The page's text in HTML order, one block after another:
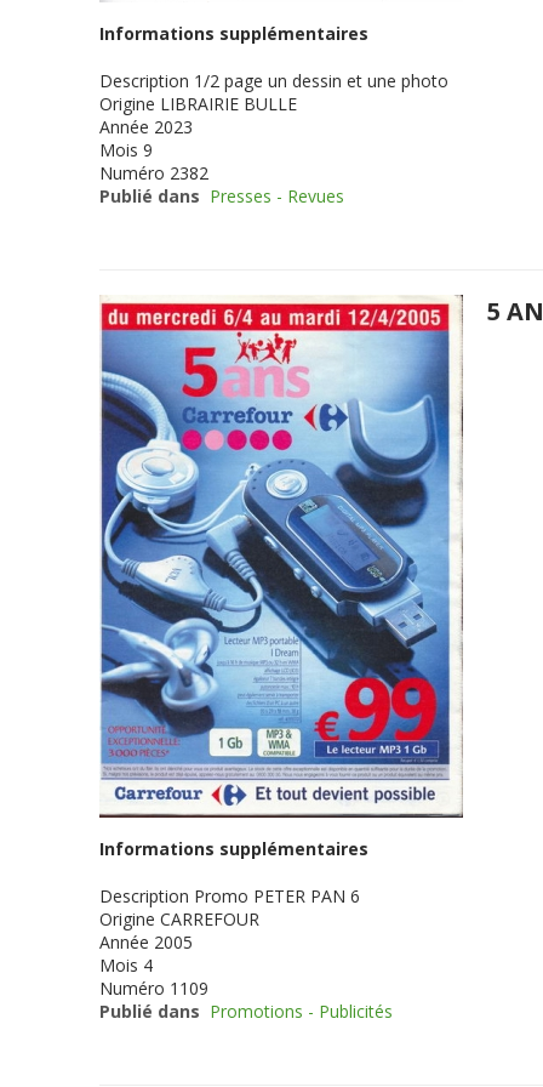
Informations supplémentaires
Description 1/2 page un dessin et une photo
Origine LIBRAIRIE BULLE
Année 2023
Mois 9
Numéro 2382
Publié dans Presses - Revues
5
Informations supplémentaires
Description Promo PETER PAN 6
Origine CARREFOUR
Année 2005
Mois 4
Numéro 1109
Publié dans Promotions - Publicités